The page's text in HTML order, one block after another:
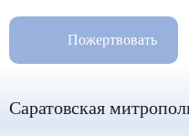
Пожертвовать
Саратовская